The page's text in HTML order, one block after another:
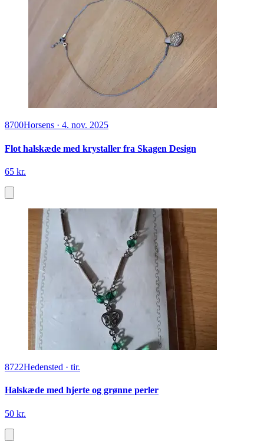
8700Horsens · 4. nov. 2025
Flot halskæde med krystaller fra Skagen Design
65 kr.
8722Hedensted · tir.
Halskæde med hjerte og grønne perler
50 kr.